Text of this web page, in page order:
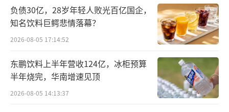
三年后，特朗普接管公司，并逐渐将公司
的业务触角延伸至赌场、体育、航运、娱乐、
2024年，特朗普更是以74.8亿美元，成功
入围“彭博全球富豪前400强”。
负债30亿，28岁年轻人败光百亿国企，
知名饮料巨鳄悲情落幕？
2026-08-05 17:14:52
东鹏饮料上半年营收124亿，冰柜预算
半年烧完，华南增速见顶
2026-08-05 14:13:37